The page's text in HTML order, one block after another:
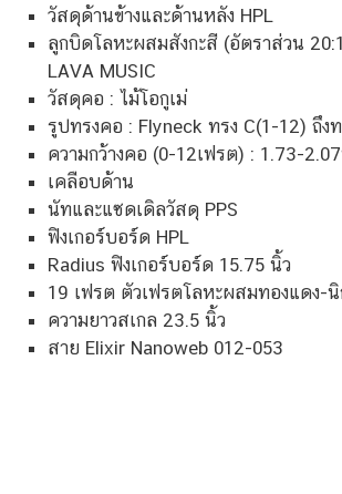
วัสดุด้านข้างและด้านหลัง HPL
ลูกบิดโลหะผสมสังกะสี (อัตราส่วน
LAVA MUSIC
วัสดุคอ : ไม้โอกูเม่
รูปทรงคอ : Flyneck ทรง C(1-12) ถึง
ความกว้างคอ (0-12เฟรต) : 1.73-
เคลือบด้าน
นัทและแซดเดิลวัสดุ PPS
ฟิงเกอร์บอร์ด HPL
Radius ฟิงเกอร์บอร์ด 15.75 นิ้ว
19 เฟรต ตัวเฟรตโลหะผสมทองแดง-นิ
ความยาวสเกล 23.5 นิ้ว
สาย Elixir Nanoweb 012-053